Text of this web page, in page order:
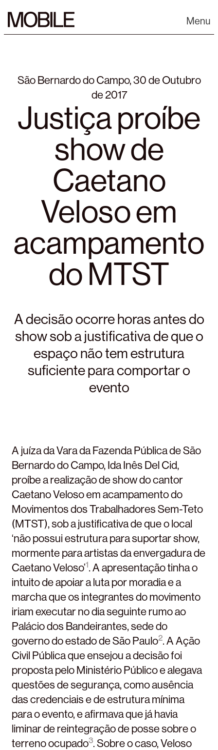
content
Menu
São Bernardo do Campo, 30 de Outubro
de 2017
Justiça proíbe
show de
Caetano
Veloso em
acampamento
do MTST
A decisão ocorre horas antes do
show sob a justificativa de que o
espaço não tem estrutura
suficiente para comportar o
evento
A juíza da Vara da Fazenda Pública de São
Bernardo do Campo, Ida Inês Del Cid,
proíbe a realização de show do cantor
Caetano Veloso em acampamento do
Movimentos dos Trabalhadores Sem-Teto
(MTST), sob a justificativa de que o local
‘não possui estrutura para suportar show,
mormente para artistas da envergadura de
Caetano Veloso’1. A apresentação tinha o
intuito de apoiar a luta por moradia e a
marcha que os integrantes do movimento
iriam executar no dia seguinte rumo ao
Palácio dos Bandeirantes, sede do
governo do estado de São Paulo2. A Ação
Civil Pública que ensejou a decisão foi
proposta pelo Ministério Público e alegava
questões de segurança, como ausência
das credenciais e de estrutura mínima
para o evento, e afirmava que já havia
liminar de reintegração de posse sobre o
terreno ocupado3. Sobre o caso, Veloso